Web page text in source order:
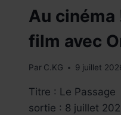
Au cinéma
film avec
Par C.KG 9 juillet
Titre : Le Passage
sortie : 8 juillet